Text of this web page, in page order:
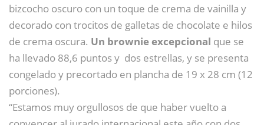
bizcocho oscuro con un toque de crema de vainilla y
decorado con trocitos de galletas de chocolate e hilos
de crema oscura. Un brownie excepcional que se
ha llevado 88,6 puntos y dos estrellas, y se presenta
congelado y precortado en plancha de 19 x 28 cm (12
porciones).
“Estamos muy orgullosos de que haber vuelto a